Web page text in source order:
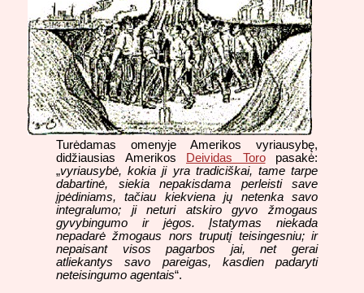
Turėdamas omenyje Amerikos vyriausybę,
didžiausias Amerikos
Deividas Toropasakė:
„vyriausybė, kokia ji yra tradiciškai, tame tarpe
dabartinė, siekia nepakisdama perleisti save
įpėdiniams, tačiau kiekviena jų netenka savo
integralumo; ji neturi atskiro gyvo žmogaus
gyvybingumo ir jėgos. Įstatymas niekada
nepadarė žmogaus nors truputį teisingesniu; ir
nepaisant visos pagarbos jai, net gerai
atliekantys savo pareigas, kasdien padaryti
neteisingumo agentais“.